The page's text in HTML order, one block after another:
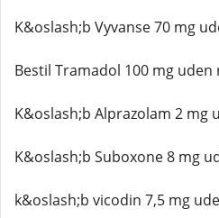
K&oslash;b Vyvanse 70 mg
Bestil Tramadol 100 mg uden
K&oslash;b Alprazolam 2 mg
K&oslash;b Suboxone 8 mg
k&oslash;b vicodin 7,5 mg